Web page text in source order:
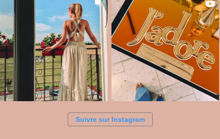
Suivre sur Instagram